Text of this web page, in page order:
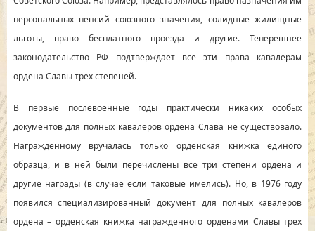
персональных пенсий союзного значения, солидные жилищные
льготы, право бесплатного проезда и другие. Теперешнее
законодательство РФ подтверждает все эти права кавалерам
ордена Славы трех степеней.
В первые послевоенные годы практически никаких особых
документов для полных кавалеров ордена Слава не существовало.
Награжденному вручалась только орденская книжка единого
образца, и в ней были перечислены все три степени ордена и
другие награды (в случае если таковые имелись). Но, в 1976 году
появился специализированный документ для полных кавалеров
ордена – орденская книжка награжденного орденами Славы трех